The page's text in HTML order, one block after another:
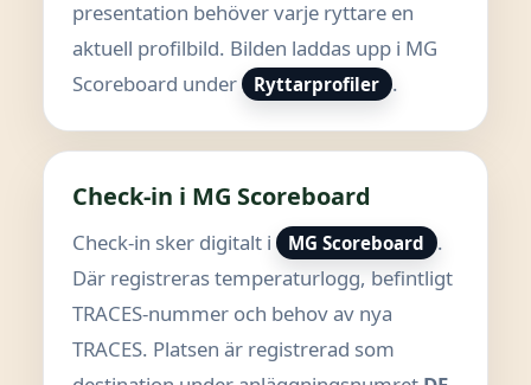
presentation behöver varje ryttare en
aktuell profilbild. Bilden laddas upp i MG
Scoreboard under
Ryttarprofiler .
Check-in i MG Scoreboard
Check-in sker digitalt i MG Scoreboard .
Där registreras temperaturlogg, befintligt
TRACES-nummer och behov av nya
TRACES. Platsen är registrerad som